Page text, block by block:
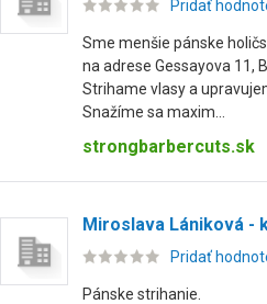
Pridať
Sme menšie pánske
na adrese Gessayova 11,
Strihame vlasy a
Snažíme sa maxim...
strongbarbercuts.sk
Miroslava Lániková -
Pridať
Pánske strihanie.